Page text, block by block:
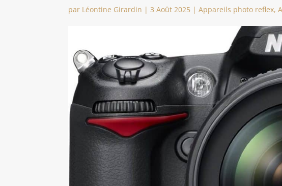
par Léontine Girardin |3 Août 2025 |Appareils photo reflex,